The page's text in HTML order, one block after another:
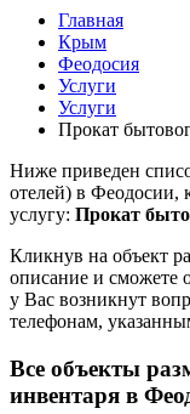
Главная
Крым
Феодосия
Услуги
Услуги
Прокат
Ниже приведен
отелей) в Феодосии,
услугу: Прокат
Кликнув на объект
описание и сможете
у Вас возникнут
телефонам,
Все объекты
инвентаря в